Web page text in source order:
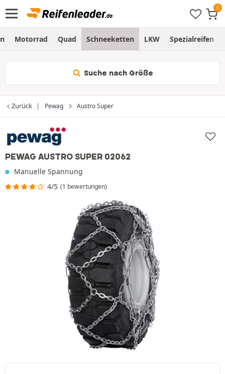
Motorrad Quad Schneeketten LKW Spezialreifen
Suche nach Größe
Zurück Pewag Austro Super
PEWAG AUSTRO SUPER 02062
Manuelle Spannung
4/5 (1 bewertungen)